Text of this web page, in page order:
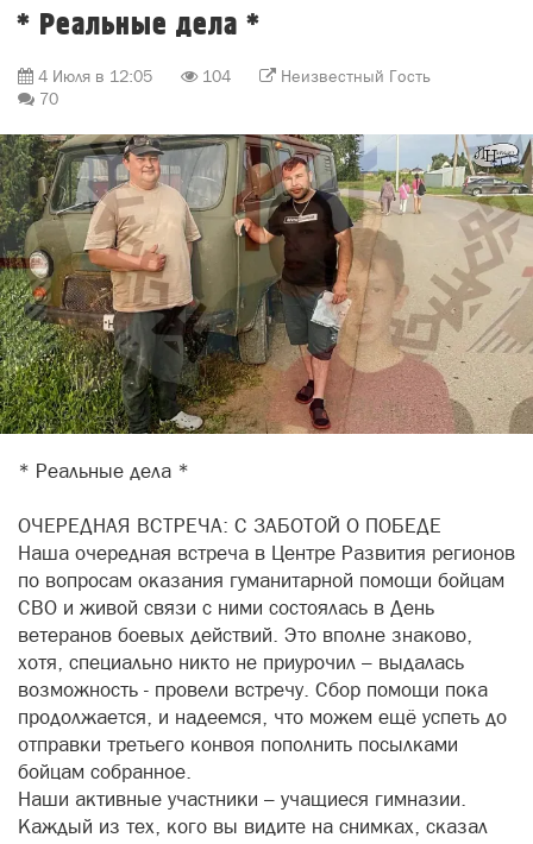
* Реальные дела *
4 Июля в 12:05 104
Неизвестный Гость
70
* Реальные дела *
ОЧЕРЕДНАЯ ВСТРЕЧА: С ЗАБОТОЙ О ПОБЕДЕ
Наша очередная встреча в Центре Развития регионов
по вопросам оказания гуманитарной помощи бойцам
СВО и живой связи с ними состоялась в День
ветеранов боевых действий. Это вполне знаково,
хотя, специально никто не приурочил – выдалась
возможность - провели встречу. Сбор помощи пока
продолжается, и надеемся, что можем ещё успеть до
отправки третьего конвоя пополнить посылками
бойцам собранное.
Наши активные участники – учащиеся гимназии.
Каждый из тех, кого вы видите на снимках, сказал